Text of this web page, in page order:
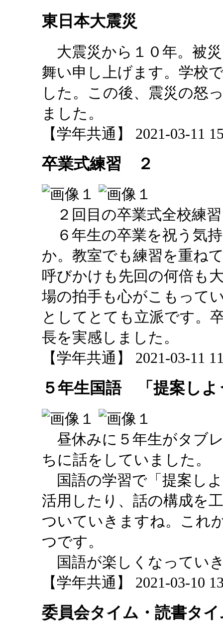
東日本大震災
大震災から１０年。被
舞い申し上げます。学校
した。この後、震災の怒
ました。
【学年共通】 2021-03-11
卒業式練習 ２
２回目の卒業式全校練
６年生の卒業を祝う気
か。教室でも練習を重ね
呼びかけも先回の何倍も
場の拍手も心がこもって
としてとても立派です。
長を実感しました。
【学年共通】 2021-03-11
５年生国語 「提案しよ
昼休みに５年生がタブ
ちに話をしていました。
国語の学習で「提案し
活用したり、話の構成を
ついていきますね。これ
つです。
国語が楽しくなってい
【学年共通】 2021-03-10
委員会タイム・読書タ